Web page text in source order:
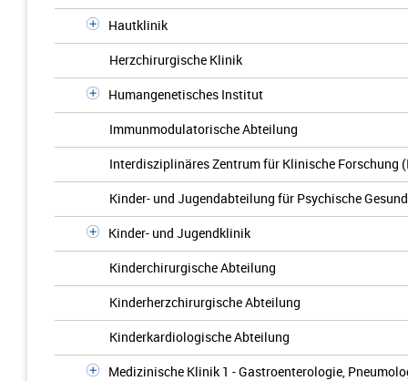
Hautklinik
Herzchirurgische Klinik
Humangenetisches Institut
Immunmodulatorische Abteilung
Interdisziplinäres Zentrum für Klinische Forschung
Kinder- und Jugendabteilung für Psychische
Kinder- und Jugendklinik
Kinderchirurgische Abteilung
Kinderherzchirurgische Abteilung
Kinderkardiologische Abteilung
Medizinische Klinik 1 - Gastroenterologie,